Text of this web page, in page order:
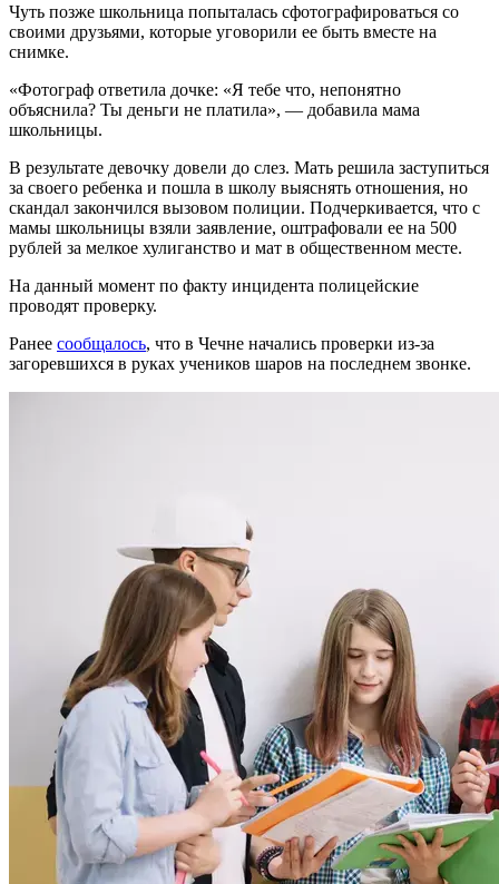
Чуть позже школьница попыталась сфотографироваться со
своими друзьями, которые уговорили ее быть вместе на
снимке.
«Фотограф ответила дочке: «Я тебе что, непонятно
объяснила? Ты деньги не платила», — добавила мама
школьницы.
В результате девочку довели до слез. Мать решила заступиться
за своего ребенка и пошла в школу выяснять отношения, но
скандал закончился вызовом полиции. Подчеркивается, что с
мамы школьницы взяли заявление, оштрафовали ее на 500
рублей за мелкое хулиганство и мат в общественном месте.
На данный момент по факту инцидента полицейские
проводят проверку.
Ранее сообщалось, что в Чечне начались проверки из-за
загоревшихся в руках учеников шаров на последнем звонке.